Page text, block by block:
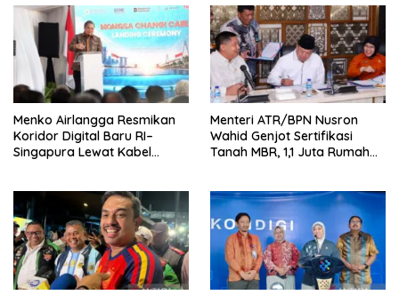
Menko Airlangga Resmikan
Koridor Digital Baru RI–
Singapura Lewat Kabel
Menteri ATR/BPN Nusron
Wahid Genjot Sertifikasi
Tanah MBR, 1,1 Juta Rumah